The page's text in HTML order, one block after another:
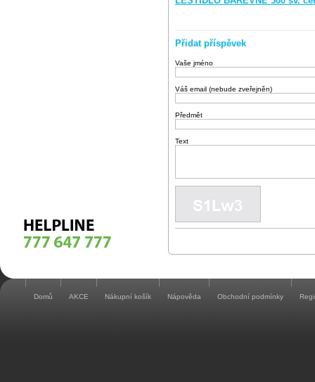
Přidat příspěvek
Vaše jméno
Váš email (nebude zveřejněn)
Předmět
Text
Domů AKCE Nákupní košík Nápověda Obchodní podmínky